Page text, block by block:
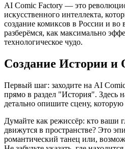
AI Comic Factory — это
искусственного интеллекта,
создание комиксов в России и во
разберёмся, как максимально
технологическое чудо.
Создание Истории и
Первый шаг: заходите на AI
прямо в раздел "История". Здесь
детально опишите сцену,
Думайте как режиссёр: кто ваши
движутся в пространстве? Это
романтический танец или,